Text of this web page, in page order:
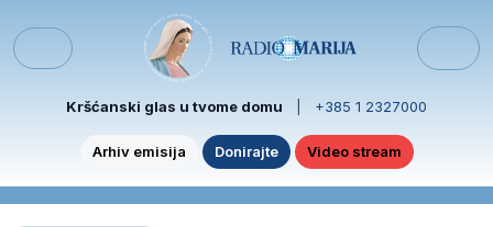
Menu
Kršćanski glas u tvome domu +385 1 2327000
Arhiv emisija Donirajte Video stream